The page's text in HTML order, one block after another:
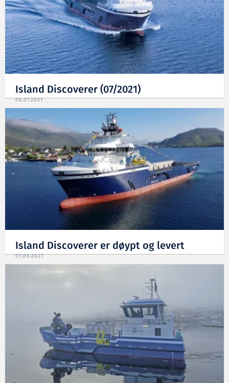
Island Discoverer (07/2021)
06.07.2021
Island Discoverer er døypt og levert
01.06.2021